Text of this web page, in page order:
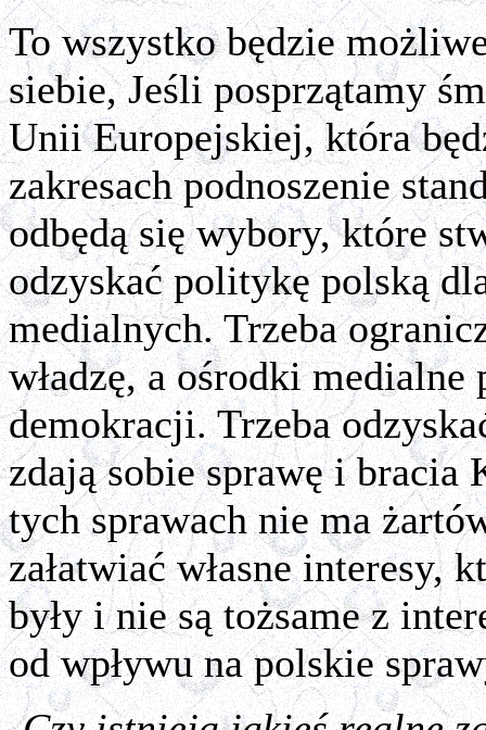
To wszystko będzie
siebie, Jeśli posprzątamy
Unii Europejskiej, która
zakresach podnoszenie
odbędą się wybory, które
odzyskać politykę polską
medialnych. Trzeba
władzę, a ośrodki medialne
demokracji. Trzeba
zdają sobie sprawę i
tych sprawach nie ma
załatwiać własne interesy,
były i nie są tożsame z
od wpływu na polskie